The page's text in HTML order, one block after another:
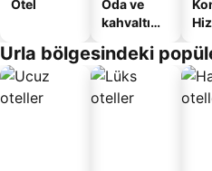
Otel
Oda ve
kahvaltı
oteller
Urla bölgesindeki